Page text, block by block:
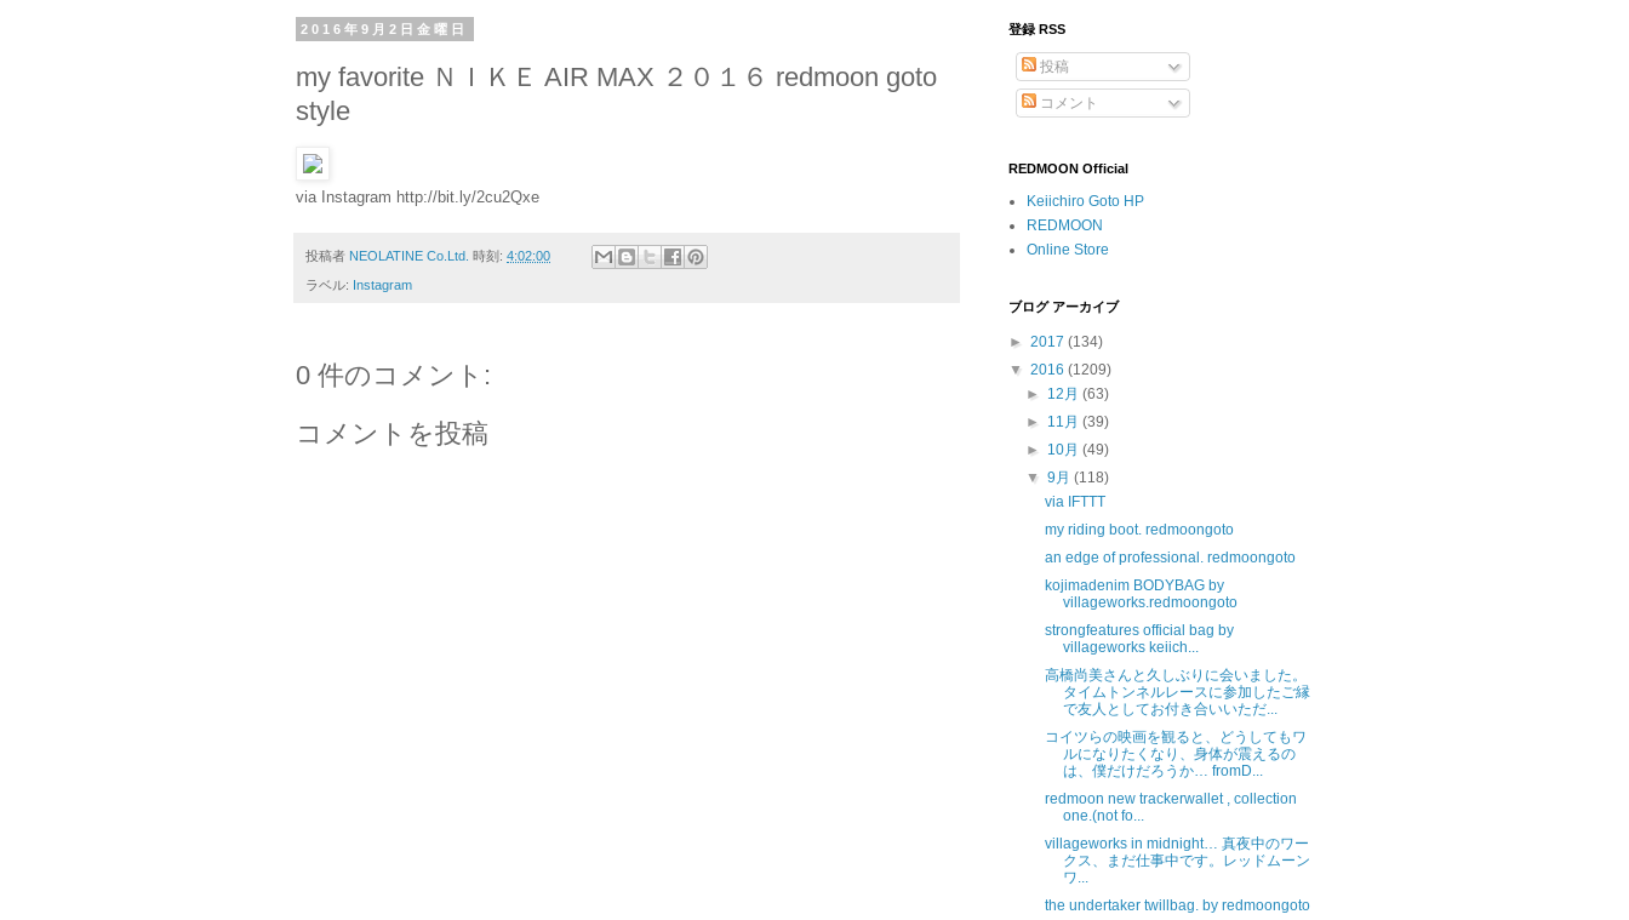
2016年9月2日金曜日
my favorite ＮＩＫＥ AIR MAX ２０１６ redmoon goto
style
via Instagram http://bit.ly/2cu2Qxe
投稿者 NEOLATINE Co.Ltd. 時刻: 4:02:00
ラベル: Instagram
0 件のコメント:
コメントを投稿
登録 RSS
投稿
コメント
REDMOON Official
Keiichiro Goto HP
REDMOON
Online Store
ブログ アーカイブ
► 2017 (134)
▼ 2016 (1209)
► 12月(63)
► 11月(39)
► 10月(49)
▼9月(118)
via IFTTT
my riding boot. redmoongoto
an edge of professional. redmoongoto
kojimadenim BODYBAG by
villageworks.redmoongoto
strongfeatures official bag by
villageworks keiich...
高橋尚美さんと久しぶりに会いました。
タイムトンネルレースに参加したご縁
で友人としてお付き合いいただ...
コイツらの映画を観ると、どうしてもワ
ルになりたくなり、身体が震えるの
は、僕だけだろうか… fromD...
redmoon new trackerwallet , collection
one.(not fo...
villageworks in midnight… 真夜中のワー
クス、まだ仕事中です。レッドムーン
ワ...
the undertaker twillbag. by redmoongoto